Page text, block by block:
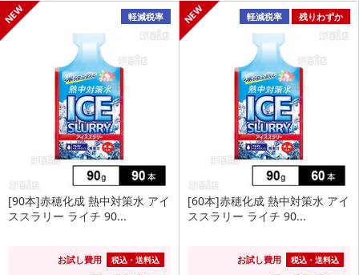
軽減税率
[90本]赤穂化成 熱中対策水 アイ
ススラリー ライチ 90...
お試し費用 税込・送料込
軽減税率 残りわずか
[60本]赤穂化成 熱中対策水 アイ
ススラリー ライチ 90...
お試し費用 税込・送料込